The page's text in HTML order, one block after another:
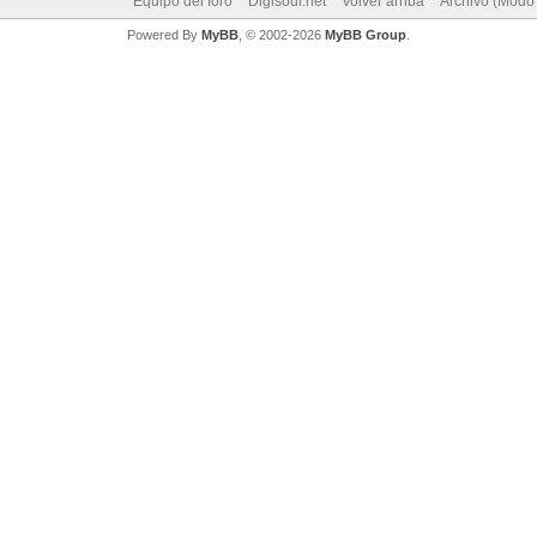
Powered By MyBB, © 2002-2026 MyBB Group.